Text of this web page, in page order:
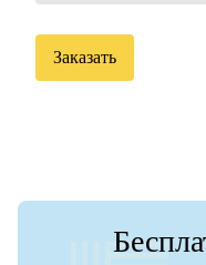
Заказать